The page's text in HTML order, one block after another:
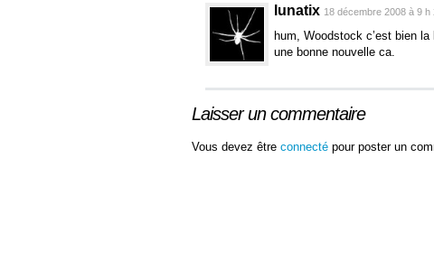
lunatix 18 décembre 2008 à 9 h
hum, Woodstock c’est bien
une bonne nouvelle ca.
Laisser un commentaire
Vous devez être connecté pour poster un